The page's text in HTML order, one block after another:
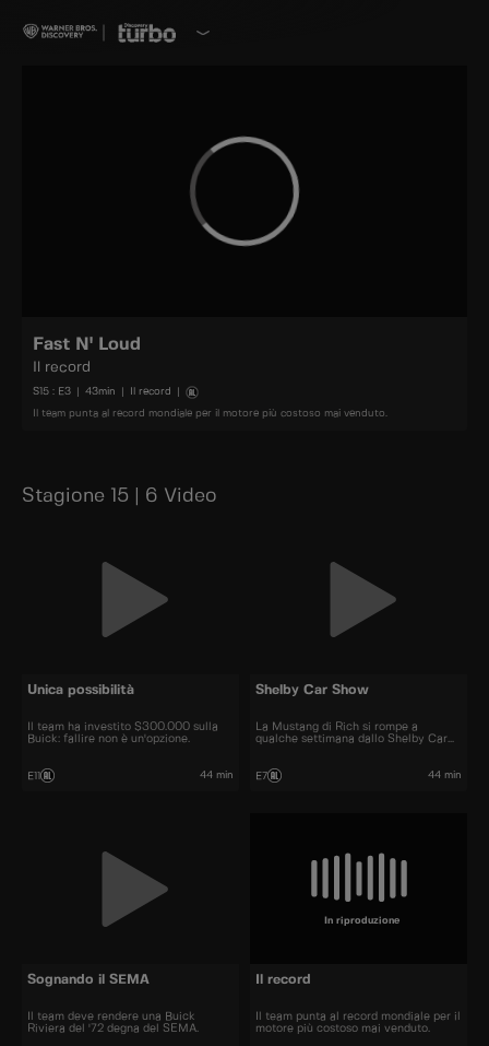
Fast N' Loud
Il record
S15 : E3 43min Il record
Il team punta al record mondiale per il motore più costoso mai venduto.
Stagione 15 | 6 Video
Unica possibilità
Il team ha investito $300.000 sulla
Buick: fallire non è un'opzione.
E11 44 min
Shelby Car Show
La Mustang di Rich si rompe a
qualche settimana dallo Shelby Car
E7 44 min
Sognando il SEMA
Il team deve rendere una Buick
Riviera del '72 degna del SEMA.
In riproduzione
Il record
Il team punta al record mondiale per il
motore più costoso mai venduto.